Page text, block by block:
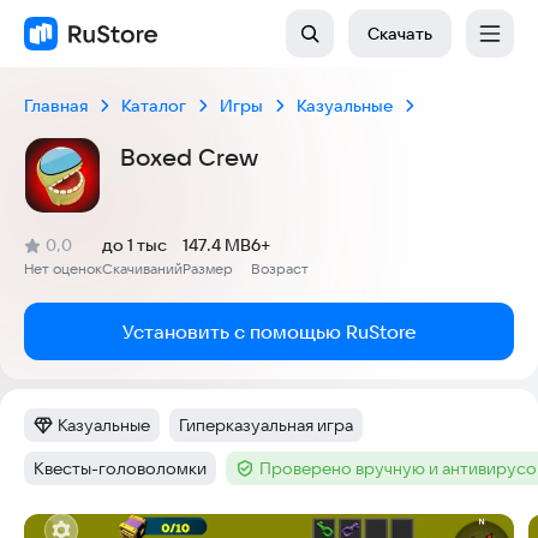
Скачать
Главная Каталог Игры Казуальные
Boxed Crew
Рейтинг:
0,0
(
Нет оценок
)
Скачиваний
до 1 тыс
Размер
147.4 MB
Возраст
6+
Установить с помощью RuStore
Категория:
Казуальные Тег:
Гиперказуальная игра
Тег:
Квесты-головоломки Тег :Проверено вручную и